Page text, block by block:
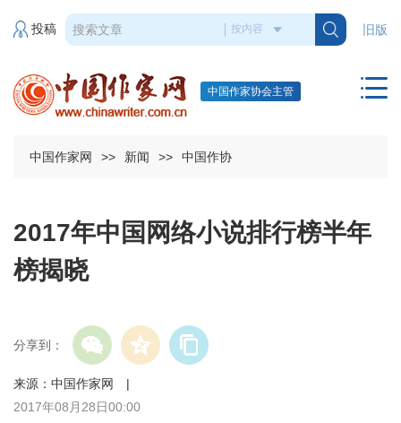
旧版
投稿
中国作家协会主管
中国作家网 >> 新闻 >> 中国作协
2017年中国网络小说排行榜半年
榜揭晓
分享到：
来源：中国作家网 |
2017年08月28日00:00